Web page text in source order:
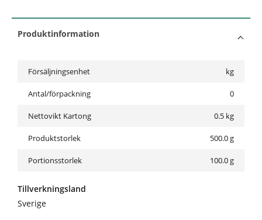
Produktinformation
Försäljningsenhet kg
Antal/förpackning 0
Nettovikt Kartong 0.5 kg
Produktstorlek 500.0 g
Portionsstorlek 100.0 g
Tillverkningsland
Sverige